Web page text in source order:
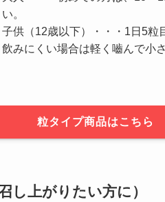
い。
子供（12歳以下）・・・1日5粒
飲みにくい場合は軽く嚙んで小
粒タイプ商品はこちら
し上がりたい方に）